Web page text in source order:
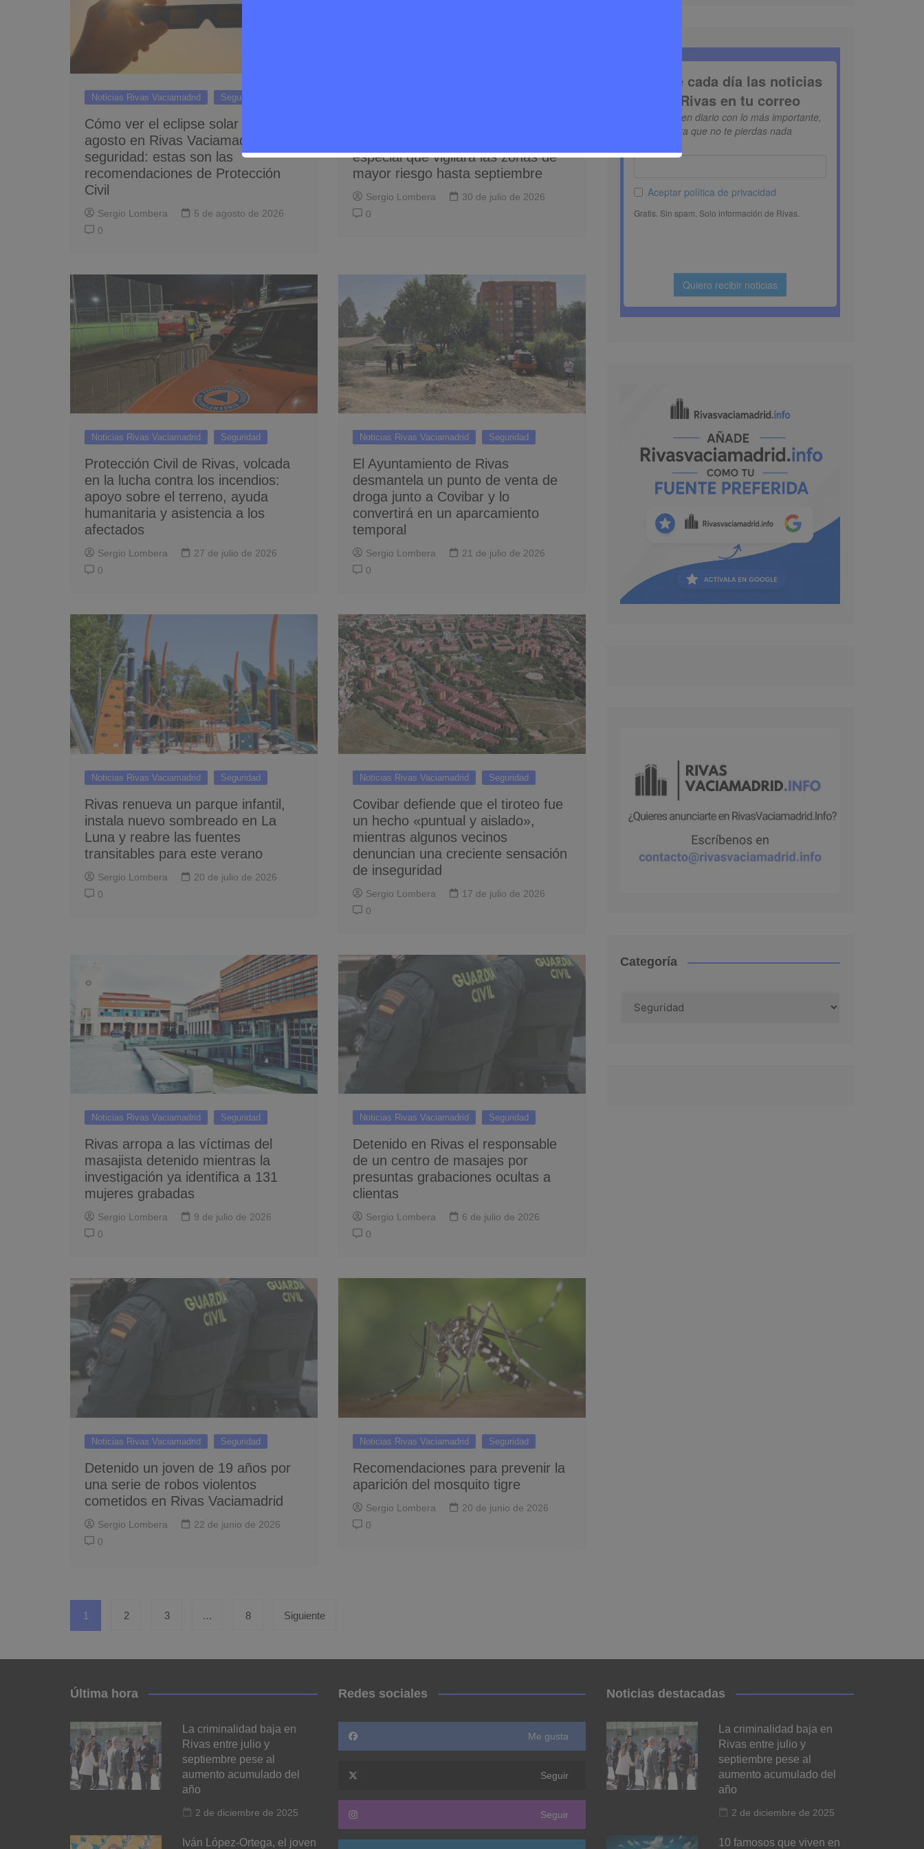
Noticias Rivas Vaciamadrid Seguridad
Cómo ver el eclipse solar del 12 de
agosto en Rivas Vaciamadrid con
seguridad: estas son las
recomendaciones de Protección
Civil
Sergio Lombera
5 de agosto de 2026
0
especial que vigilará las zonas de
mayor riesgo hasta septiembre
Sergio Lombera
30 de julio de 2026
0
Noticias Rivas Vaciamadrid Seguridad
Protección Civil de Rivas, volcada
en la lucha contra los incendios:
apoyo sobre el terreno, ayuda
humanitaria y asistencia a los
afectados
Sergio Lombera
27 de julio de 2026
0
Noticias Rivas Vaciamadrid Seguridad
El Ayuntamiento de Rivas
desmantela un punto de venta de
droga junto a Covibar y lo
convertirá en un aparcamiento
temporal
Sergio Lombera
21 de julio de 2026
0
Noticias Rivas Vaciamadrid Seguridad
Rivas renueva un parque infantil,
instala nuevo sombreado en La
Luna y reabre las fuentes
transitables para este verano
Sergio Lombera
20 de julio de 2026
0
Noticias Rivas Vaciamadrid Seguridad
Covibar defiende que el tiroteo fue
un hecho «puntual y aislado»,
mientras algunos vecinos
denuncian una creciente sensación
de inseguridad
Sergio Lombera
17 de julio de 2026
0
Noticias Rivas Vaciamadrid Seguridad
Rivas arropa a las víctimas del
masajista detenido mientras la
investigación ya identifica a 131
mujeres grabadas
Sergio Lombera
9 de julio de 2026
0
Noticias Rivas Vaciamadrid Seguridad
Detenido en Rivas el responsable
de un centro de masajes por
presuntas grabaciones ocultas a
clientas
Sergio Lombera
6 de julio de 2026
0
Noticias Rivas Vaciamadrid Seguridad
Detenido un joven de 19 años por
una serie de robos violentos
cometidos en Rivas Vaciamadrid
Sergio Lombera
22 de junio de 2026
0
Noticias Rivas Vaciamadrid Seguridad
Recomendaciones para prevenir la
aparición del mosquito tigre
Sergio Lombera
20 de junio de 2026
0
Paginación
de
entradas
1 2 3 … 8 Siguiente
Categoría
Última hora
La criminalidad baja en
Rivas entre julio y
septiembre pese al
aumento acumulado del
año
2 de diciembre de 2025
Iván López-Ortega, el joven
Redes sociales
Me gusta
Seguir
Seguir
Noticias destacadas
La criminalidad baja en
Rivas entre julio y
septiembre pese al
aumento acumulado del
año
2 de diciembre de 2025
10 famosos que viven en